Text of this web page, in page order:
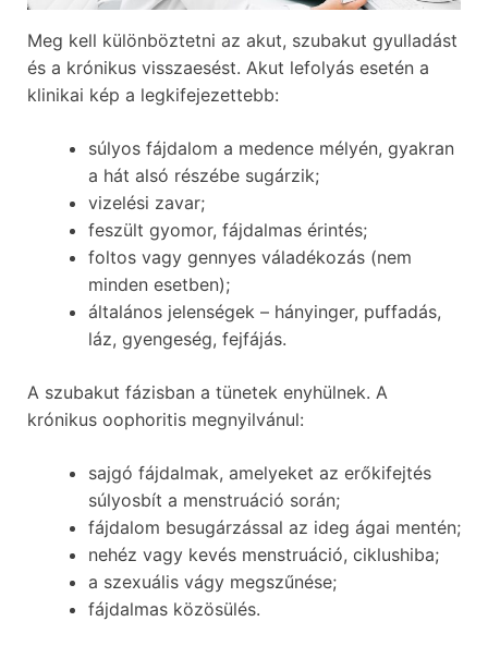
Meg kell különböztetni az akut, szubakut gyulladást
és a krónikus visszaesést. Akut lefolyás esetén a
klinikai kép a legkifejezettebb:
súlyos fájdalom a medence mélyén, gyakran
a hát alsó részébe sugárzik;
vizelési zavar;
feszült gyomor, fájdalmas érintés;
foltos vagy gennyes váladékozás (nem
minden esetben);
általános jelenségek – hányinger, puffadás,
láz, gyengeség, fejfájás.
A szubakut fázisban a tünetek enyhülnek. A
krónikus oophoritis megnyilvánul:
sajgó fájdalmak, amelyeket az erőkifejtés
súlyosbít a menstruáció során;
fájdalom besugárzással az ideg ágai mentén;
nehéz vagy kevés menstruáció, ciklushiba;
a szexuális vágy megszűnése;
fájdalmas közösülés.